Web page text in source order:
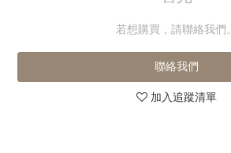
若想購買，請聯絡我們。
聯絡我們
加入追蹤清單